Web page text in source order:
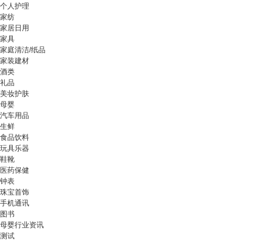
个人护理
家纺
家居日用
家具
家庭清洁/纸品
家装建材
酒类
礼品
美妆护肤
母婴
汽车用品
生鲜
食品饮料
玩具乐器
鞋靴
医药保健
钟表
珠宝首饰
手机通讯
图书
母婴行业资讯
测试